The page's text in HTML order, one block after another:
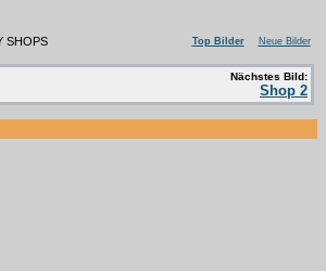
SHOPS Top Bilder Neue Bilder
Nächstes Bild:
Shop 2